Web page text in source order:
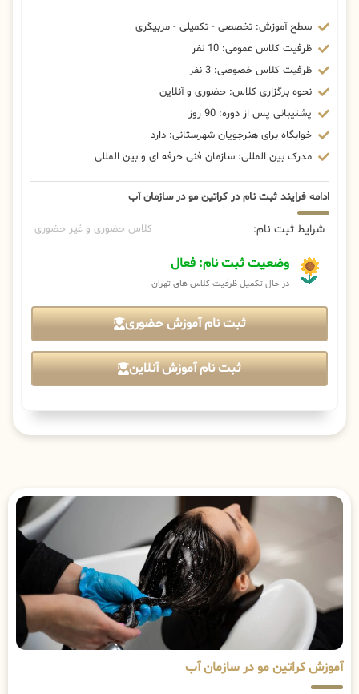
سطح آموزش: تخصصی - تکمیلی - مربیگری
ظرفیت کلاس عمومی: 10 نفر
ظرفیت کلاس خصوصی: 3 نفر
نحوه برگزاری کلاس: حضوری و آنلاین
پشتیبانی پس از دوره: 90 روز
خوابگاه برای هنرجویان شهرستانی: دارد
مدرک بین المللی: سازمان فنی حرفه ای و بین المللی
ادامه فرایند ثبت نام در کراتین مو در سازمان آب
شرایط ثبت نام: کلاس حضوری و غیر حضوری
وضعیت ثبت نام: فعال
در حال تکمیل ظرفیت کلاس های تهران
ثبت نام آموزش حضوری
ثبت نام آموزش آنلاین
آموزش کراتین مو در سازمان آب